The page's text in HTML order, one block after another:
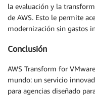
la evaluación y la
de AWS. Esto le permite
modernización sin gastos
Conclusión
AWS Transform for
mundo: un servicio
para agencias diseñado